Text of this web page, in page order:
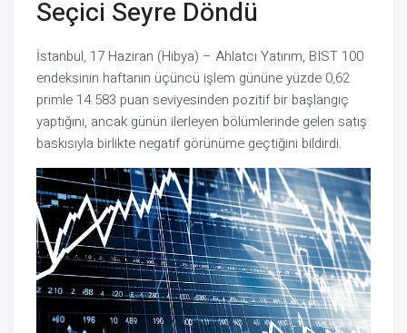
Seçici Seyre Döndü
İstanbul, 17 Haziran (Hibya) – Ahlatcı Yatırım, BIST 100
endeksinin haftanın üçüncü işlem gününe yüzde 0,62
primle 14.583 puan seviyesinden pozitif bir başlangıç
yaptığını, ancak günün ilerleyen bölümlerinde gelen satış
baskısıyla birlikte negatif görünüme geçtiğini bildirdi.